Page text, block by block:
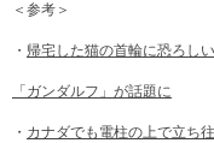
＜参考＞
・ 帰宅した猫の首輪に恐ろし
「ガンダルフ」が話題に
・ カナダでも電柱の上で立ち